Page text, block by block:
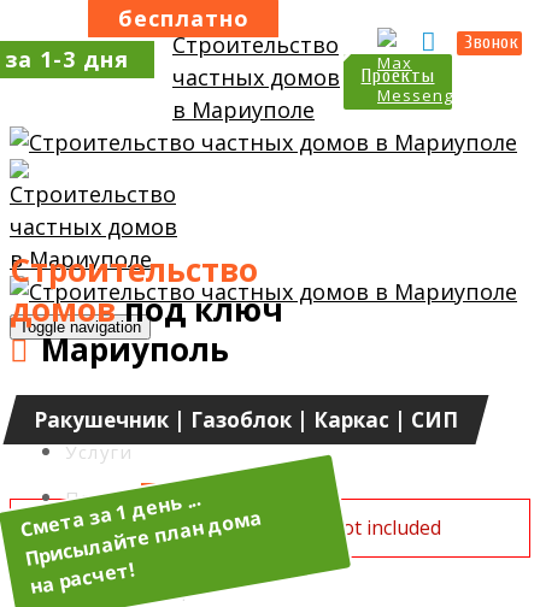
Проекты
Калькулятор
Звонок
Toggle navigation
Услуги
Прайс
Ипотека
Калькулятор
Строительство
домовпод ключ
Мариуполь
Ракушечник | Газоблок | Каркас | СИП
Unite Gallery Error: jQuery library not included
за 1 день
за 1-3 дня